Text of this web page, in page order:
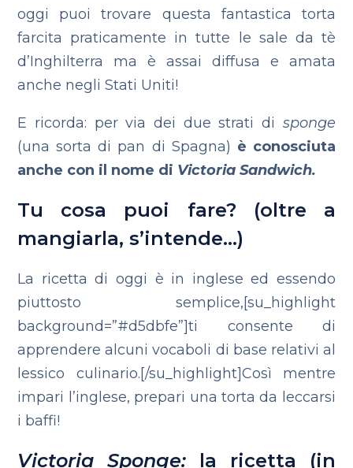
oggi puoi trovare questa fantastica torta
farcita praticamente in tutte le sale da tè
d’Inghilterra ma è assai diffusa e amata
anche negli Stati Uniti!
E ricorda: per via dei due strati di sponge
(una sorta di pan di Spagna) è conosciuta
anche con il nome di Victoria Sandwich.
Tu cosa puoi fare? (oltre a
mangiarla, s’intende…)
La ricetta di oggi è in inglese ed essendo
piuttosto semplice,[su_highlight
background=”#d5dbfe”]ti consente di
apprendere alcuni vocaboli di base relativi al
lessico culinario.[/su_highlight]Così mentre
impari l’inglese, prepari una torta da leccarsi
i baffi!
Victoria Sponge: la ricetta (in